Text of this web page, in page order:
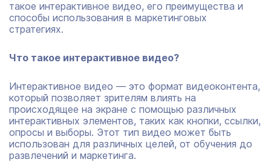
такое интерактивное видео, его преимущества и
способы использования в маркетинговых
стратегиях.
Что такое интерактивное видео?
Интерактивное видео — это формат видеоконтента,
который позволяет зрителям влиять на
происходящее на экране с помощью различных
интерактивных элементов, таких как кнопки, ссылки,
опросы и выборы. Этот тип видео может быть
использован для различных целей, от обучения до
развлечений и маркетинга.